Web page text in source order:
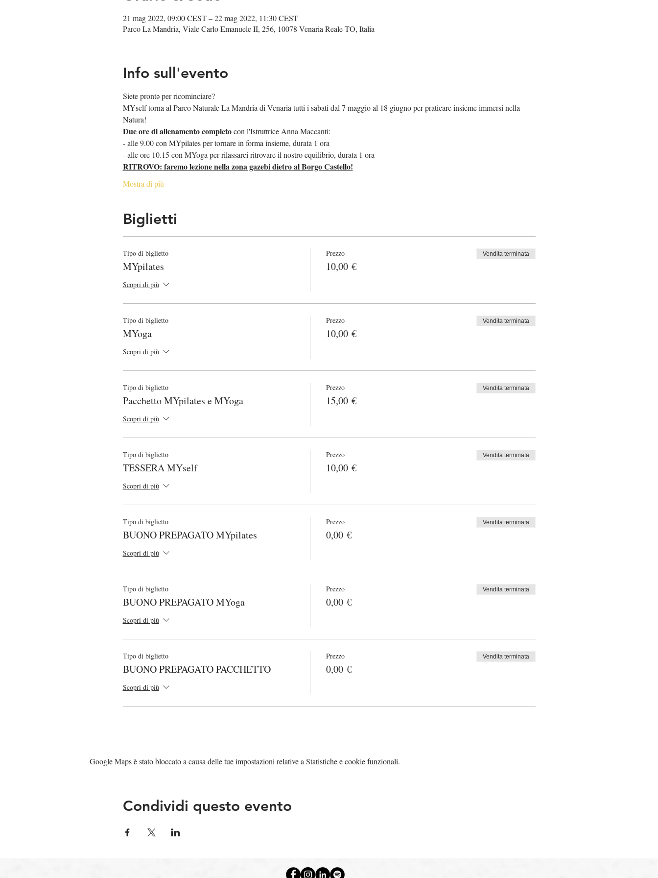
21 mag 2022, 09:00 CEST – 22 mag 2022, 11:30 CEST
Parco La Mandria, Viale Carlo Emanuele II, 256, 10078 Venaria Reale TO, Italia
Info sull'evento
Siete prontǝ per ricominciare?
MYself torna al Parco Naturale La Mandria di Venaria tutti i sabati dal 7 maggio al 18 giugno per praticare insieme immersi nella
Natura!
Due ore di allenamento completo con l'Istruttrice Anna Maccanti:
- alle 9.00 con MYpilates per tornare in forma insieme, durata 1 ora
- alle ore 10.15 con MYoga per rilassarci ritrovare il nostro equilibrio, durata 1 ora
RITROVO: faremo lezione nella zona gazebi dietro al Borgo Castello!
Mostra di più
Biglietti
Tipo di biglietto
MYpilates
Scopri di più
Prezzo
10,00 €
Vendita terminata
Tipo di biglietto
MYoga
Scopri di più
Prezzo
10,00 €
Vendita terminata
Tipo di biglietto
Pacchetto MYpilates e MYoga
Scopri di più
Prezzo
15,00 €
Vendita terminata
Tipo di biglietto
TESSERA MYself
Scopri di più
Prezzo
10,00 €
Vendita terminata
Tipo di biglietto
BUONO PREPAGATO MYpilates
Scopri di più
Prezzo
0,00 €
Vendita terminata
Tipo di biglietto
BUONO PREPAGATO MYoga
Scopri di più
Prezzo
0,00 €
Vendita terminata
Tipo di biglietto
BUONO PREPAGATO PACCHETTO
Scopri di più
Prezzo
0,00 €
Vendita terminata
Google Maps è stato bloccato a causa delle tue impostazioni relative a Statistiche e cookie funzionali.
Condividi questo evento